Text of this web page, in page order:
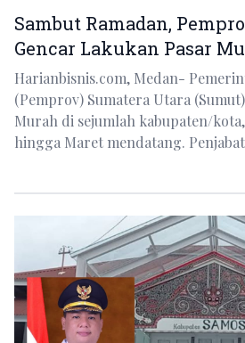
Sambut Ramadan,
Gencar Lakukan Pasar
Harianbisnis.com, Medan-
(Pemprov) Sumatera Utara
Murah di sejumlah kabupaten/
hingga Maret mendatang.